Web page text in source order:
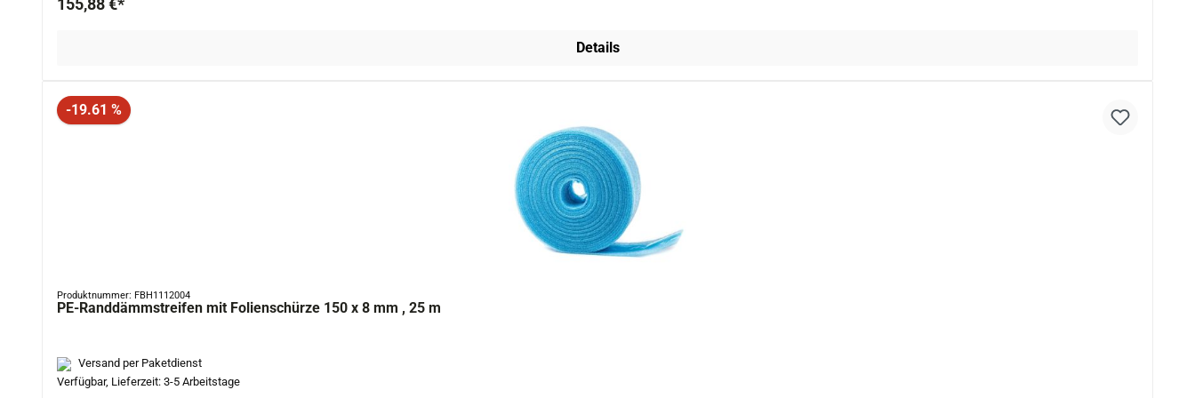
155,88 €*
Details
Rabatt
-19.61 %
Produktnummer: FBH1112004
PE-Randdämmstreifen mit Folienschürze 150 x 8 mm , 25 m
Versand per Paketdienst
Verfügbar, Lieferzeit: 3-5 Arbeitstage